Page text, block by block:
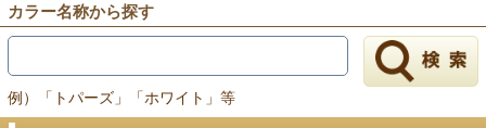
カラー名称から探す
例）「トパーズ」「ホワイト」等